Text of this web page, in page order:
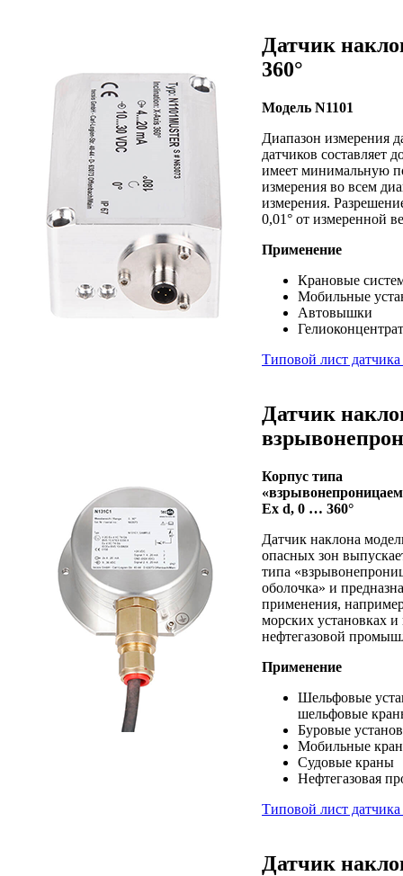
Датчик
360°
Модель N1101
Диапазон измерения
датчиков составляет
имеет минимальную
измерения во всем
измерения.
0,01° от измеренной
Применение
Крановые
Мобильные
Автовышки
Типовой лист
Датчик
Корпус типа
Ex d, 0 … 360°
Датчик наклона
опасных зон
типа
оболочка» и
применения,
морских установках и
нефтегазовой
Применение
Шельфовые
шельфовые
Буровые
Мобильные
Судовые краны
Нефтегазовая
Типовой лист
Датчик